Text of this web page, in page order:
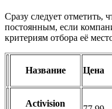
Сразу следует отметить,
постоянным, если
критериям отбора её
Название Цена
Activision